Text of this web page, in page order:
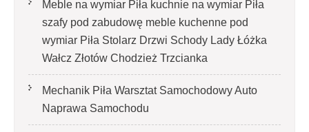
Meble na wymiar Piła kuchnie na wymiar Piła
szafy pod zabudowę meble kuchenne pod
wymiar Piła Stolarz Drzwi Schody Lady Łóżka
Wałcz Złotów Chodzież Trzcianka
Mechanik Piła Warsztat Samochodowy Auto
Naprawa Samochodu